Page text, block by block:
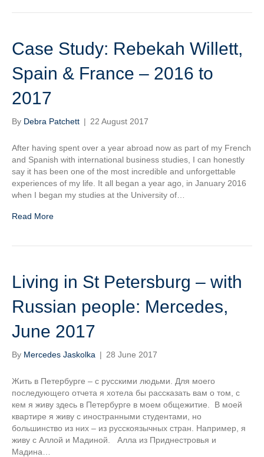
Case Study: Rebekah Willett,
Spain & France – 2016 to
2017
By Debra Patchett | 22 August 2017
After having spent over a year abroad now as part of my French
and Spanish with international business studies, I can honestly
say it has been one of the most incredible and unforgettable
experiences of my life. It all began a year ago, in January 2016
when I began my studies at the University of…
Read More
Living in St Petersburg – with
Russian people: Mercedes,
June 2017
By Mercedes Jaskolka | 28 June 2017
Жить в Петербурге – с русскими людьми. Для моего
последующего отчета я хотела бы рассказать вам о том, с
кем я живу здесь в Петербурге в моем общежитие. В моей
квартире я живу с иностранными студентами, но
большинство из них – из русскоязычных стран. Например, я
живу с Аллой и Мадиной. Алла из Приднестровья и
Мадина…